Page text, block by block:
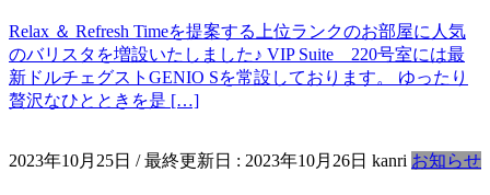
Relax ＆ Refresh Timeを提案する上位ランクのお部屋に人気
のバリスタを増設いたしました♪ VIP Suite 220号室には最
新ドルチェグストGENIO Sを常設しております。 ゆったり
贅沢なひとときを是 […]
2023年10月25日 / 最終更新日 : 2023年10月26日 kanri お知らせ